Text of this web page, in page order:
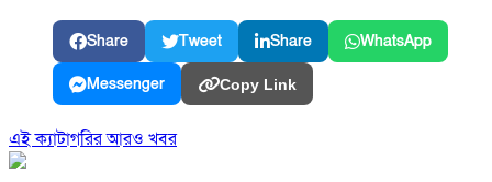
Share Tweet Share WhatsApp
Messenger Copy Link
এই ক্যাটাগরির আরও খবর